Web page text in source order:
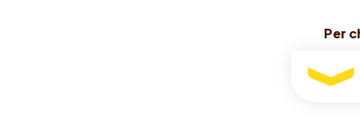
Per
Per
Per